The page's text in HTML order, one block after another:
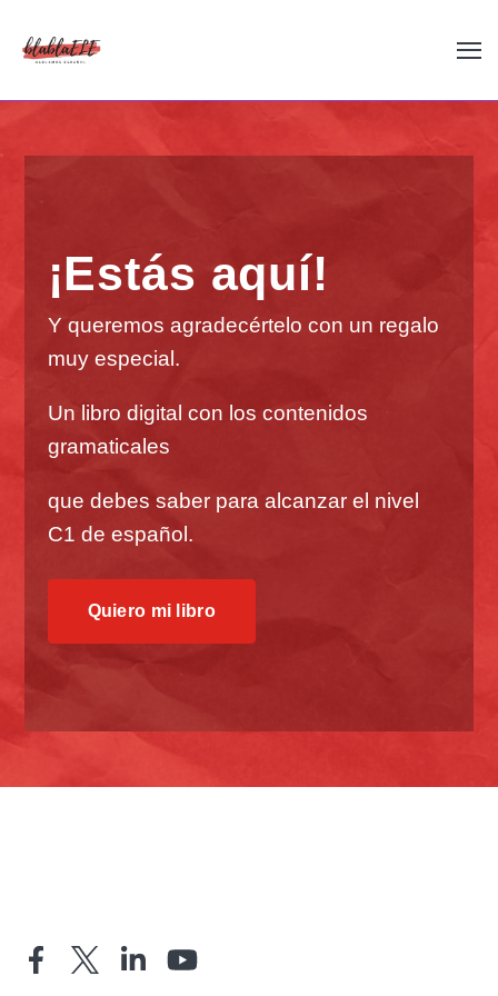
¡Estás aquí!
Y queremos agradecértelo con un regalo
muy especial.
Un libro digital con los contenidos
gramaticales
que debes saber para alcanzar el nivel
C1 de español.
Quiero mi libro